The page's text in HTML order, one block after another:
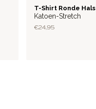
BASIC
T-Shirt Ronde Hals
Katoen-Stretch
€ 24,95